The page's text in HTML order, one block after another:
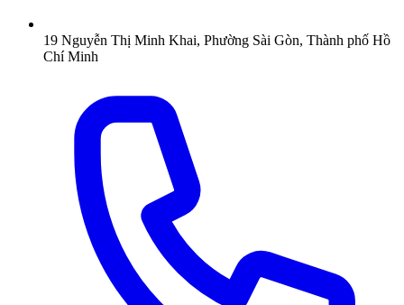
19 Nguyễn Thị Minh Khai, Phường Sài Gòn, Thành phố Hồ
Chí Minh